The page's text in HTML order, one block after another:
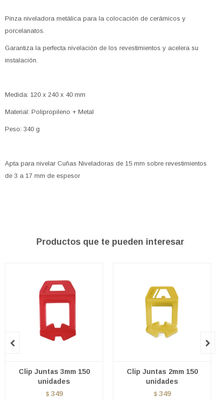
Pinza niveladora metálica para la colocación de cerámicos y
porcelanatos.
Garantiza la perfecta nivelación de los revestimientos y acelera su
instalación.
Medida: 120 x 240 x 40 mm
Material: Polipropileno + Metal
Peso: 340 g
Apta para nivelar Cuñas Niveladoras de 15 mm sobre revestimientos
de 3 a 17 mm de espesor
Productos que te pueden interesar
Clip Juntas 3mm 150
unidades
$ 349
Clip Juntas 2mm 150
unidades
$ 349
 